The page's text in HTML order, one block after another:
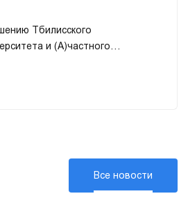
Тбилисского
и (А)частного
ответственностью
информационной с...
Все новости